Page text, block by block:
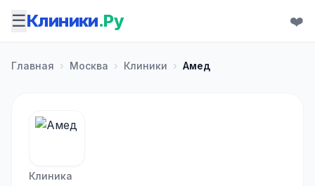
☰Клиники.Ру ❤️
Главная › Москва › Клиники › Амед
Клиника